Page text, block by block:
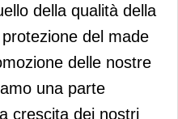
della qualità della
del made
delle nostre
una parte
crescita dei nostri